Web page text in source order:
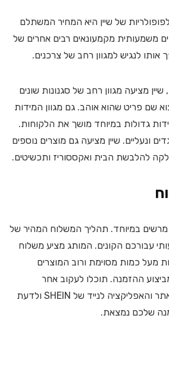
של שיין היא המחיר המשתלם
משמעותית מקמעונאים רבים אחרים של
לנגיש למגוון רחב של צרכנים.
מציעה מגוון רחב של סגנונות שונים
שם פריט שהוא אוהב. גם מגוון המידות
גדולות במיוחד מושך את הלקוחות.
ונעליים. שיין מציעה גם מוצרים נוספים
להלבשת הבית ואקססוריז ותכשיטים.
מרשים במיוחד. תהליך המשלוח המהיר של
עבורכם הקונים. המותג מציע משלוח
מעל כמות מסוימת ורוב המוצרים
24 שעות מביצוע ההזמנה. תוכלו לעקוב אחר
ההזמנות שלכם דרך האתר והאפליקציה לנייד של SHEIN ולדעת
שלכם נמצאת.